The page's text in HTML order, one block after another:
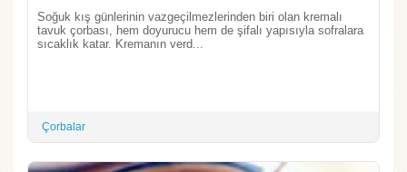
Soğuk kış günlerinin vazgeçilmezlerinden biri olan kremalı
tavuk çorbası, hem doyurucu hem de şifalı yapısıyla sofralara
sıcaklık katar. Kremanın verd...
Çorbalar